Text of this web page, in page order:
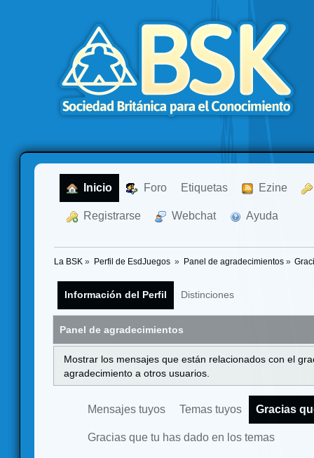
Inicio Foro Etiquetas Ezine
Registrarse Webchat Ayuda
La BSK » Perfil de EsdJuegos » Panel de agradecimientos»
Información del Perfil Distinciones
Panel de agradecimientos
Mostrar los mensajes que están relacionados con el
agradecimiento a otros usuarios.
Mensajes tuyos Temas tuyos Gracias
Gracias que tu has dado en los temas